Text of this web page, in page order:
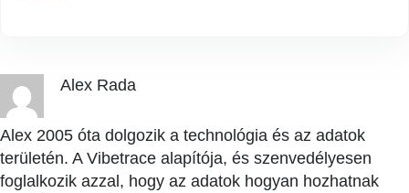
Alex Rada
Alex 2005 óta dolgozik a technológia és az adatok
területén. A Vibetrace alapítója, és szenvedélyesen
foglalkozik azzal, hogy az adatok hogyan hozhatnak